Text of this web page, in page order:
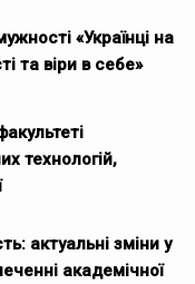
«Українці на
та віри в себе»
технологій,
актуальні зміни у
академічної